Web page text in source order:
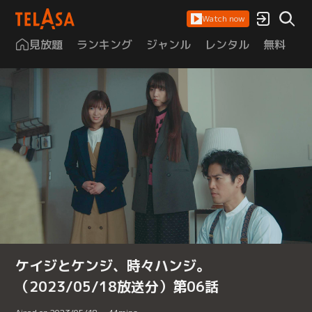
Watch now
見放題 ランキング ジャンル レンタル 無料
ケイジとケンジ、時々ハンジ。
（2023/05/18放送分）第06話